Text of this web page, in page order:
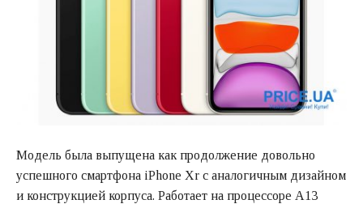
Модель была выпущена как продолжение довольно
успешного смартфона iPhone Xr с аналогичным дизайном
и конструкцией корпуса. Работает на процессоре A13